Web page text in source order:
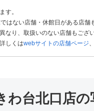
す。
ない店舗・休館日がある店舗
り、取扱いのない店舗もござ
しくはwebサイトの店舗ページ
台北口店の